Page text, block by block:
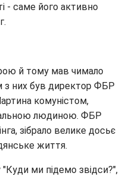
- саме його активно
й тому мав чимало
з них був директор ФБР
комуністом,
людиною. ФБР
зібрало велике досьє
життя.
ми підемо звідси?",